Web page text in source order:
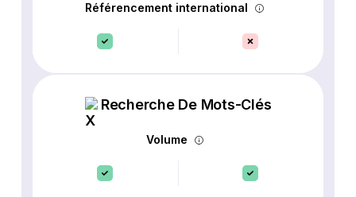
Référencement international
Recherche De Mots-Clés
Volume